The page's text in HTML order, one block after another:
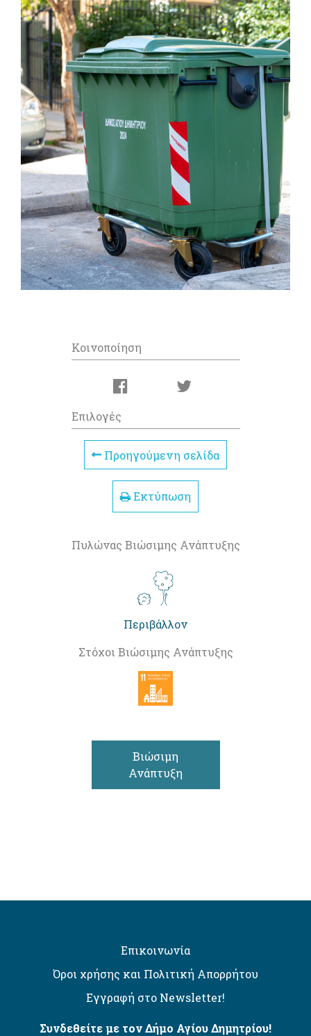
Κοινοποίηση
Επιλογές
Προηγούμενη σελίδα
Εκτύπωση
Πυλώνας Βιώσιμης Ανάπτυξης
Περιβάλλον
Στόχοι Βιώσιμης Ανάπτυξης
Βιώσιμη
Ανάπτυξη
Επικοινωνία
Όροι χρήσης και Πολιτική Απορρήτου
Εγγραφή στο Newsletter!
Συνδεθείτε με τον Δήμο Αγίου Δημητρίου!